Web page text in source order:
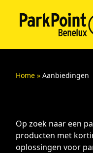
Home » Aanbiedingen
Op zoek naar een
producten met
oplossingen voor